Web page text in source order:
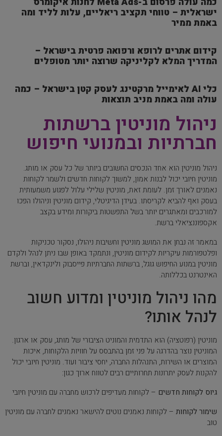
ישראלית – טווחי תקציב ריאליים, עלות לליד ומה
באמת ממיר
קידום אתרים לרופא ורפואה פרטית בישראל –
המדריך המלא לקליניקה שרוצה יותר מטופלים
כלי AI לאימייל מרקטינג לעסק קטן בישראל – כמה
עולה ומה באמת מניב תוצאות
ניהול מוניטין ברשתות
חברתיות ובמנועי חיפוש
ניהול מוניטין הוא אחד הנכסים החשובים ביותר של כל עסק או מותג.
מוניטין חיובי יכול לבנות אמון, למשוך לקוחות חדשים ולשמר לקוחות
נאמנים לאורך זמן. לעומת זאת, מוניטין שלילי עלול לפגוע משמעותית
בעסק ואף להביא לקריסתו. בעידן הדיגיטלי, קידום מוניטין וניהולו הפכו
למורכבים ומאתגרים יותר בשל התפשטות ביקורות ומידע בקצב
אקספוננציאלי ברשת.
במאמר זה נבחן את המושג מוניטין וחשיבות ניהולו, נסקור טכניקות
ופלטפורמות עיקריות לקידום מוניטין, ונתמקד באופן שבו ניתן לנהל ולקדם
מוניטין במנוע החיפוש גוגל, ברשתות החברתיות פייסבוק ולינקדאין, וברשת
האינטרנט בכללותה.
מהו ניהול מוניטין ומדוע חשוב
לנהל אותו?
מוניטין (רפוטציה) הוא התדמית והמוניט הציבורי של מותג, עסק או ארגון.
המוניטין נוצר בהדרגה על פני זמן בהתבסס על חוויות הלקוחות, איכות
המוצרים או השירות, התנהלות החברה, יחסי ציבור ועוד. מוניטין חיובי יכול
להקנות לעסק יתרונות תחרותיים רבים לטווח ארוך כגון:
גיוס לקוחות חדשים – לקוחות מעדיפים לרכוש מחברה עם מוניטין חיובי
שימור לקוחות – לקוחות נאמנים נוטים להישאר נאמנים לחברה עם מוניטין
טוב